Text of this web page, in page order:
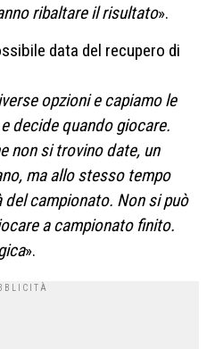
ribaltare il risultato».
data del recupero di
opzioni e capiamo le
decide quando giocare.
non si trovino date, un
ma allo stesso tempo
campionato. Non si può
a campionato finito.
».